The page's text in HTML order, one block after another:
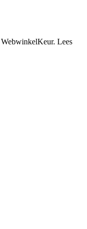
WebwinkelKeur. Lees